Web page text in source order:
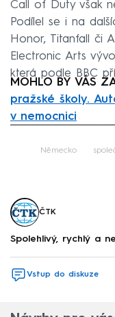
Call of Duty však
Podílel se i na
Honor, Titanfall či
Electronic Arts
která podle BBC
MOHLO BY VÁS
pražské školy.
v nemocnici
Německo
ČTK
Spolehlivý, rychlý a
Vstup do diskuze